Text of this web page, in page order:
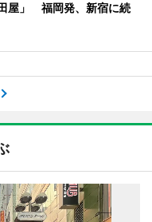
屋」 福岡発、新宿に続